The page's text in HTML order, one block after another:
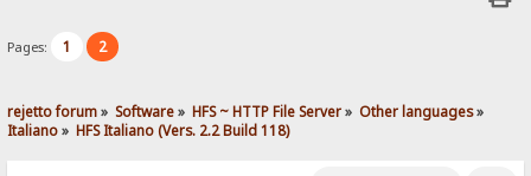
Pages: 1 2
rejetto forum» Software» HFS ~ HTTP File Server» Other languages»
Italiano» HFS Italiano (Vers. 2.2 Build 118)